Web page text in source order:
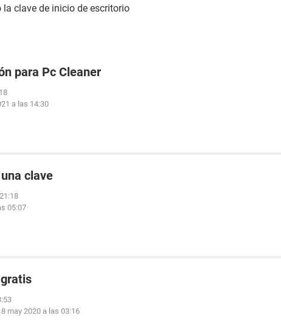
la clave de inicio de escritorio
para Pc Cleaner
a las 14:30
clave
05:07
8 may 2020 a las 03:16